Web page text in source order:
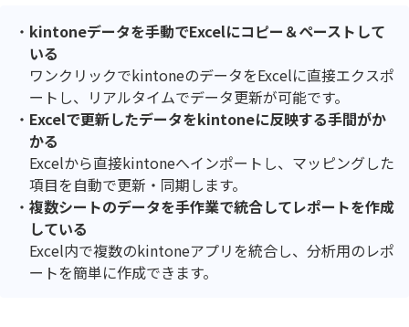
kintoneデータを手動でExcelにコピー＆ペーストして
いる
ワンクリックでkintoneのデータをExcelに直接エクスポ
ートし、リアルタイムでデータ更新が可能です。
Excelで更新したデータをkintoneに反映する手間がか
かる
Excelから直接kintoneへインポートし、マッピングした
項目を自動で更新・同期します。
複数シートのデータを手作業で統合してレポートを作成
している
Excel内で複数のkintoneアプリを統合し、分析用のレポ
ートを簡単に作成できます。